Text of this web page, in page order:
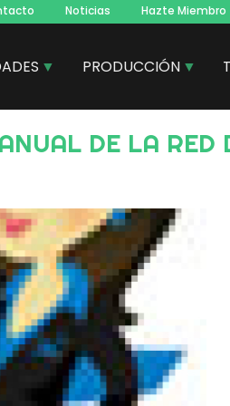
Noticias Hazte Miembro
PRODUCCIÓN